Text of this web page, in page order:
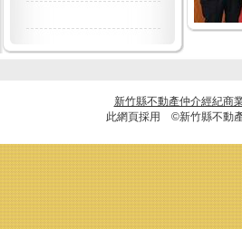
新竹縣不動產仲介經紀商
此網頁採用 ©新竹縣不動